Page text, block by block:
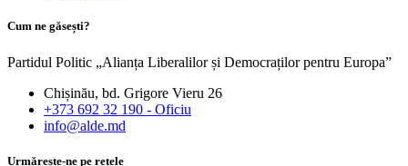
Cum ne găsești?
Partidul Politic „Alianța Liberalilor și Democraților pentru Europa”
Chișinău, bd. Grigore Vieru 26
+373 692 32 190 - Oficiu
info@alde.md
Urmărește-ne pe rețele